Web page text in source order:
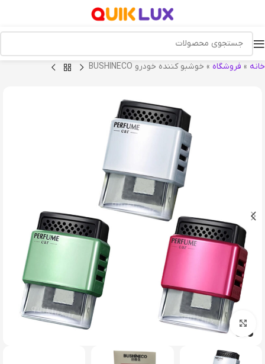
خانه » فروشگاه » خوشبو کننده خودرو BUSHINECO
بزرگنمایی تصویر